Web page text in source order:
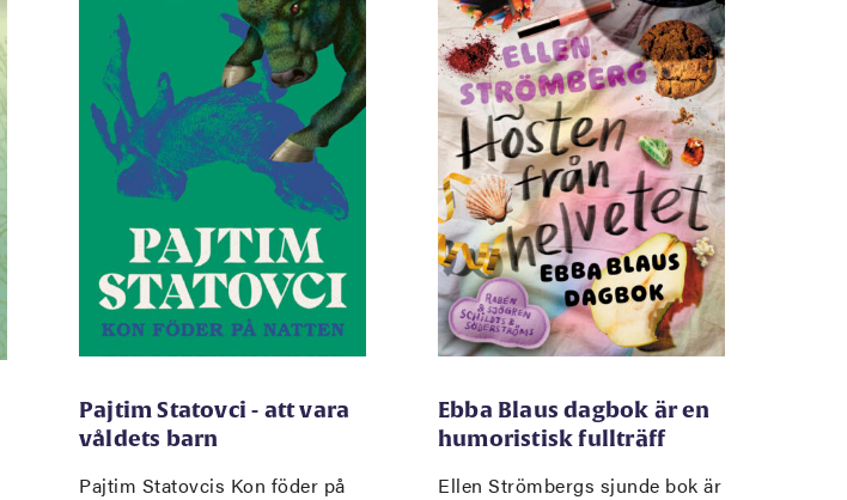
Pajtim Statovci - att vara
våldets barn
Pajtim Statovcis Kon föder på
Ebba Blaus dagbok är en
humoristisk fullträff
Ellen Strömbergs sjunde bok är